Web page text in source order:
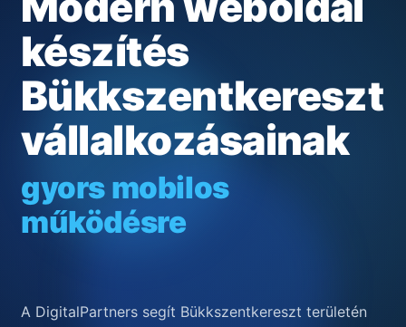
készítés
Bükkszentkereszt
vállalkozásainak
gyors mobilos
működésre
A DigitalPartners segít Bükkszentkereszt területén